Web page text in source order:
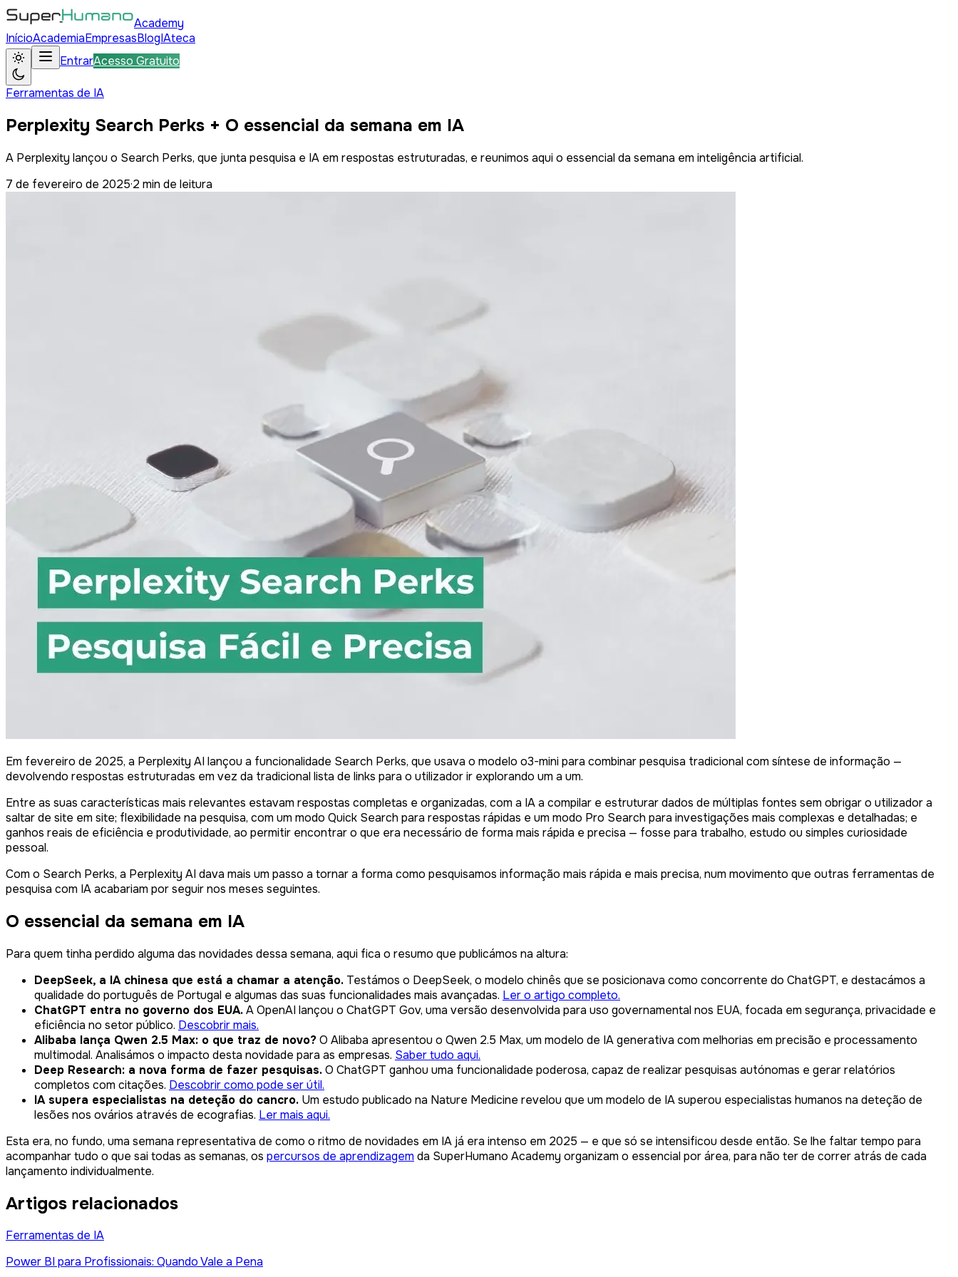
Academy
InícioAcademiaEmpresasBlogIAteca
EntrarAcesso Gratuito
Ferramentas de IA
Perplexity Search Perks + O essencial da semana em IA
A Perplexity lançou o Search Perks, que junta pesquisa e IA em respostas estruturadas, e reunimos aqui o essencial da semana em inteligência artificial.
7 de fevereiro de 2025·2 min de leitura
Em fevereiro de 2025, a Perplexity AI lançou a funcionalidade Search Perks, que usava o modelo o3-mini para combinar pesquisa tradicional com síntese de informação —
devolvendo respostas estruturadas em vez da tradicional lista de links para o utilizador ir explorando um a um.
Entre as suas características mais relevantes estavam respostas completas e organizadas, com a IA a compilar e estruturar dados de múltiplas fontes sem obrigar o utilizador a
saltar de site em site; flexibilidade na pesquisa, com um modo Quick Search para respostas rápidas e um modo Pro Search para investigações mais complexas e detalhadas; e
ganhos reais de eficiência e produtividade, ao permitir encontrar o que era necessário de forma mais rápida e precisa — fosse para trabalho, estudo ou simples curiosidade
pessoal.
Com o Search Perks, a Perplexity AI dava mais um passo a tornar a forma como pesquisamos informação mais rápida e mais precisa, num movimento que outras ferramentas de
pesquisa com IA acabariam por seguir nos meses seguintes.
O essencial da semana em IA
Para quem tinha perdido alguma das novidades dessa semana, aqui fica o resumo que publicámos na altura:
DeepSeek, a IA chinesa que está a chamar a atenção. Testámos o DeepSeek, o modelo chinês que se posicionava como concorrente do ChatGPT, e destacámos a
qualidade do português de Portugal e algumas das suas funcionalidades mais avançadas. Ler o artigo completo.
ChatGPT entra no governo dos EUA.A OpenAI lançou o ChatGPT Gov, uma versão desenvolvida para uso governamental nos EUA, focada em segurança, privacidade e
eficiência no setor público. Descobrir mais.
Alibaba lança Qwen 2.5 Max: o que traz de novo?O Alibaba apresentou o Qwen 2.5 Max, um modelo de IA generativa com melhorias em precisão e processamento
multimodal. Analisámos o impacto desta novidade para as empresas. Saber tudo aqui.
Deep Research: a nova forma de fazer pesquisas.O ChatGPT ganhou uma funcionalidade poderosa, capaz de realizar pesquisas autónomas e gerar relatórios
completos com citações. Descobrir como pode ser útil.
IA supera especialistas na deteção do cancro. Um estudo publicado na Nature Medicine revelou que um modelo de IA superou especialistas humanos na deteção de
lesões nos ovários através de ecografias. Ler mais aqui.
Esta era, no fundo, uma semana representativa de como o ritmo de novidades em IA já era intenso em 2025 — e que só se intensificou desde então. Se lhe faltar tempo para
acompanhar tudo o que sai todas as semanas, os percursos de aprendizagem da SuperHumano Academy organizam o essencial por área, para não ter de correr atrás de cada
lançamento individualmente.
Artigos relacionados
Ferramentas de IA
Power BI para Profissionais: Quando Vale a Pena